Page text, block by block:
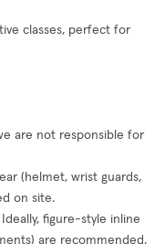
classes, perfect for
are not responsible for
(helmet, wrist guards,
on site.
figure-style inline
are recommended,